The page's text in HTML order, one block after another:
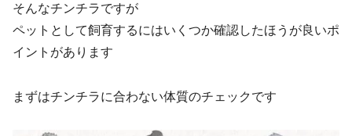
そんなチンチラですが
ペットとして飼育するにはいくつか確認したほうが良いポ
イントがあります
まずはチンチラに合わない体質のチェックです